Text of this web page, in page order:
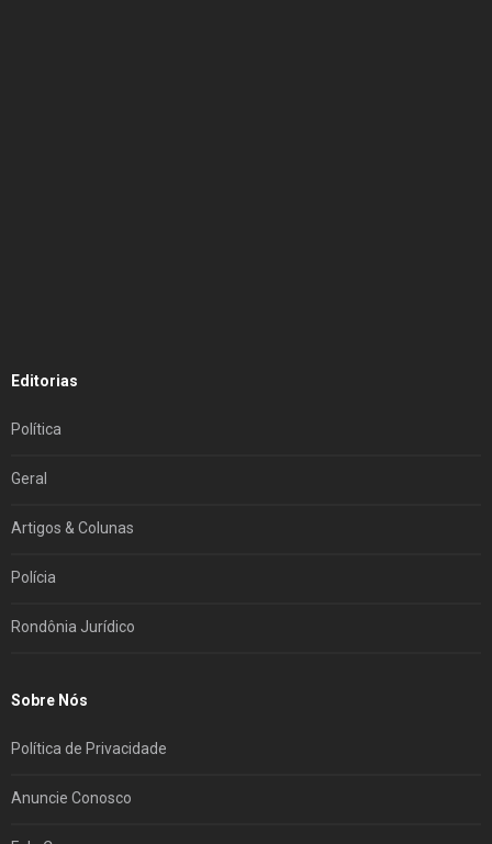
Editorias
Política
Geral
Artigos & Colunas
Polícia
Rondônia Jurídico
Sobre Nós
Política de Privacidade
Anuncie Conosco